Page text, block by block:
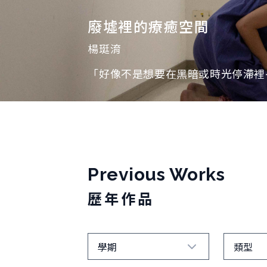
廢墟裡的療癒空間
楊珽淯
「好像不是想要在黑暗或時光停滯
Previous Works
歷年作品
學期
類型